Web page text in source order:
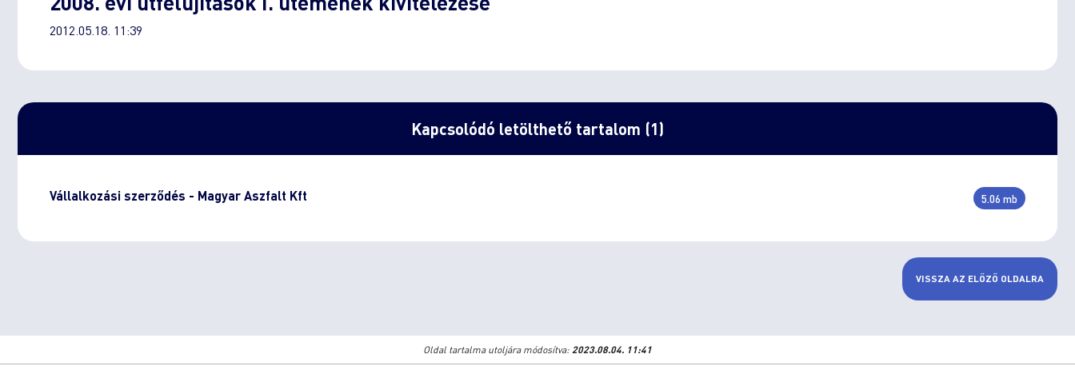
2012.05.18. 11:39
Kapcsolódó letölthető tartalom (1)
Vállalkozási szerződés - Magyar Aszfalt Kft 5.06 mb
VISSZA AZ ELŐZŐ OLDALRA
Oldal tartalma utoljára módosítva: 2023.08.04. 11:41